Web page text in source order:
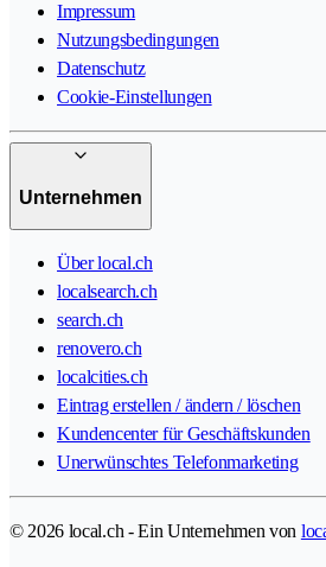
Impressum
Nutzungsbedingungen
Datenschutz
Cookie-Einstellungen
Unternehmen
Über local.ch
localsearch.ch
search.ch
renovero.ch
localcities.ch
Eintrag erstellen / ändern / löschen
Kundencenter für Geschäftskunden
Unerwünschtes Telefonmarketing
© 2026 local.ch - Ein Unternehmen von